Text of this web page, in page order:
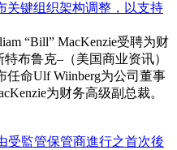
关键组织架构调整，以支持
“Bill” MacKenzie受聘为财
布鲁克–（美国商业资讯）
任命Ulf Wiinberg为公司董事
为财务高级副总裁。
受監管保管商進行之首次後